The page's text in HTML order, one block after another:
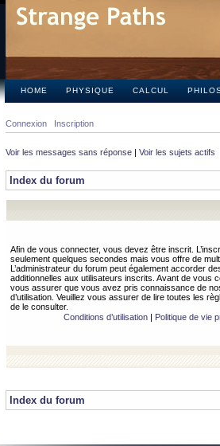
HOME PHYSIQUE CALCUL
Connexion Inscription
Voir les messages sans réponse | Voir les sujets actifs
Index du forum
Afin de vous connecter, vous devez être inscrit.
seulement quelques secondes mais vous offre de
L’administrateur du forum peut également accorder
additionnelles aux utilisateurs inscrits. Avant de vous
vous assurer que vous avez pris connaissance de
d’utilisation. Veuillez vous assurer de lire toutes les
de le consulter.
Conditions d’utilisation| Politique de vie
Index du forum